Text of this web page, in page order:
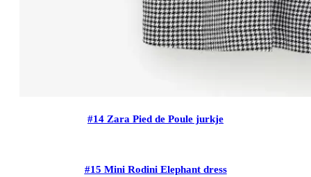
#14 Zara Pied de Poule jurkje
#15 Mini Rodini Elephant dress